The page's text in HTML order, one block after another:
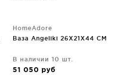
HomeAdore
Ваза Angeliki 26X21X44 CM
В наличии 10 шт.
51 050 руб